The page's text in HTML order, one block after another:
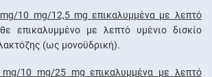
10 mg/12,5 mg επικαλυμμένα με λεπτό
επικαλυμμένο με λεπτό υμένιο δισκίο
(ως μονοϋδρική).
10 mg/25 mg επικαλυμμένα με λεπτό